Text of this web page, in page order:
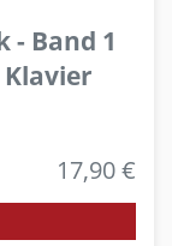
- Band 1
17,90 €